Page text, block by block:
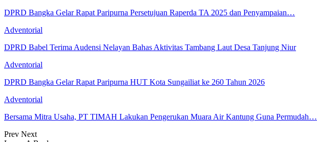
DPRD Bangka Gelar Rapat Paripurna Persetujuan Raperda TA 2025 dan Penyampaian…
Adventorial
DPRD Babel Terima Audensi Nelayan Bahas Aktivitas Tambang Laut Desa Tanjung Niur
Adventorial
DPRD Bangka Gelar Rapat Paripurna HUT Kota Sungailiat ke 260 Tahun 2026
Adventorial
Bersama Mitra Usaha, PT TIMAH Lakukan Pengerukan Muara Air Kantung Guna Permudah…
Prev Next